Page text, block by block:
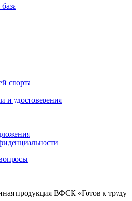
спорта
и удостоверения
продукция ВФСК «Готов к труду